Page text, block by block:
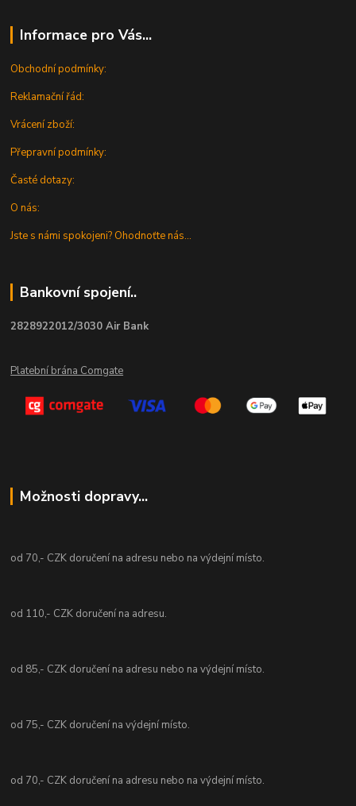
Informace pro Vás...
Obchodní podmínky:
Reklamační řád:
Vrácení zboží:
Přepravní podmínky:
Časté dotazy:
O nás:
Jste s námi spokojeni? Ohodnoťte nás...
Bankovní spojení..
2828922012/3030 Air Bank
Platební brána Comgate
Možnosti dopravy...
od 70,- CZK doručení na adresu nebo na výdejní místo.
od 110,- CZK doručení na adresu.
od 85,- CZK doručení na adresu nebo na výdejní místo.
od 75,- CZK doručení na výdejní místo.
od 70,- CZK doručení na adresu nebo na výdejní místo.